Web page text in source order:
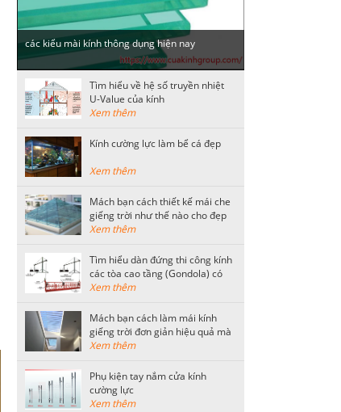
các kiểu mài kính thông dụng hiện nay
Tìm hiểu về hệ số truyền nhiệt
U-Value của kính
Xem thêm
Kính cường lực làm bể cá đẹp
Xem thêm
Mách bạn cách thiết kế mái che
giếng trời như thế nào cho đẹp
Xem thêm
Tìm hiểu dàn đứng thi công kính
các tòa cao tầng (Gondola) có
kết cấu như thế nào?
Xem thêm
Mách bạn cách làm mái kính
giếng trời đơn giản hiệu quả mà
tiết kiệm nhất
Xem thêm
Phụ kiện tay nắm cửa kính
cường lực
Xem thêm